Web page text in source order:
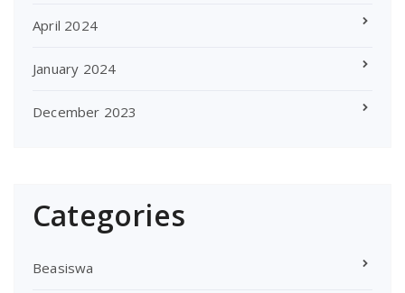
April 2024
January 2024
December 2023
Categories
Beasiswa